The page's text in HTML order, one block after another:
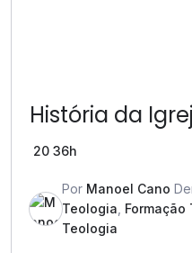
História da
20 36h
Por Manoel Cano
Teologia Formação
Teologia